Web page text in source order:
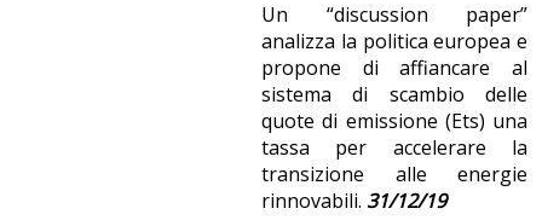
Un “discussion paper”
analizza la politica europea e
propone di affiancare al
sistema di scambio delle
quote di emissione (Ets) una
tassa per accelerare la
transizione alle energie
rinnovabili. 31/12/19